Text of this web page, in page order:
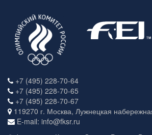
+7 (495) 228-70-64
+7 (495) 228-70-65
+7 (495) 228-70-67
119270 г. Москва, Лужнецкая
E-mail: info@fksr.ru